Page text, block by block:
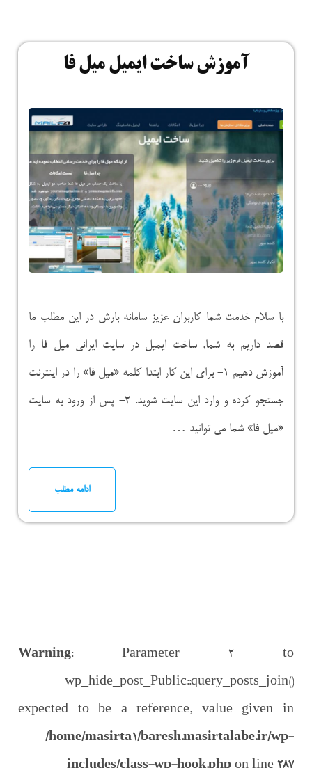
آموزش ساخت ایمیل میل فا
با سلام خدمت شما کاربران عزیز سامانه بارش در این مطلب ما
قصد داریم به شما, ساخت ایمیل در سایت ایرانی میل فا را
آموزش دهیم ۱- برای این کار ابتدا کلمه «میل فا» را در اینترنت
جستجو کرده و وارد این سایت شوید. ۲- پس از ورود به سایت
«میل فا» شما می توانید …
ادامه مطلب
Warning: Parameter 2 to
wp_hide_post_Public::query_posts_join()
expected to be a reference, value given in
/home/masirta1/baresh.masirtalabe.ir/wp-